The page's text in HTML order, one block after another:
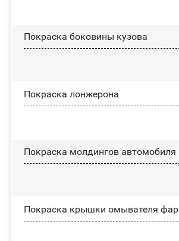
Покраска боковины кузова
Покраска лонжерона
Покраска молдингов автомобиля
Покраска крышки омывателя фар